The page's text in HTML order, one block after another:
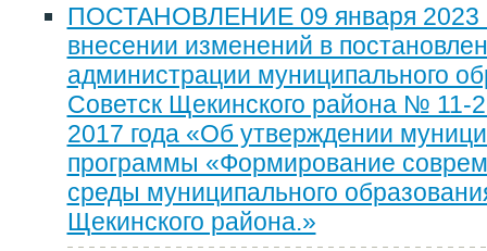
ПОСТАНОВЛЕНИЕ 09 января 2023
внесении изменений в
администрации муниципального
Советск Щекинского района № 11-
2017 года «Об утверждении
программы «Формирование
среды муниципального
Щекинского района.»